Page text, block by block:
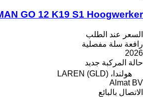
GO 12 K19 S1 Hoogwerker
السعر عند الطلب
رافعة سلة مفصلية
2026
حالة المركبة جديد
هولندا، LAREN (GLD)
Almat BV
الاتصال بالبائع